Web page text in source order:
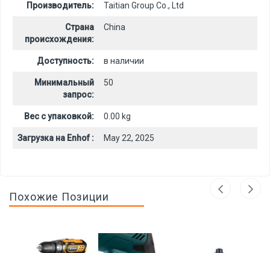
Производитель: Taitian Group Co., Ltd
Страна
происхождения:
China
Доступность: в наличии
Минимальный
запрос:
50
Вес с упаковкой: 0.00 kg
Загрузка на Enhof : May 22, 2025
Похожие Позиции